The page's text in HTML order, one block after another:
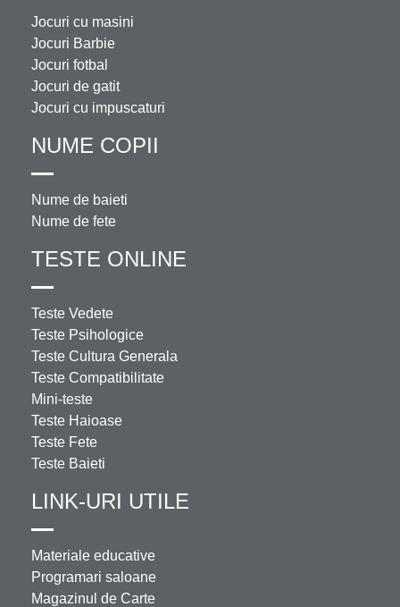
Jocuri cu masini
Jocuri Barbie
Jocuri fotbal
Jocuri de gatit
Jocuri cu impuscaturi
NUME COPII
Nume de baieti
Nume de fete
TESTE ONLINE
Teste Vedete
Teste Psihologice
Teste Cultura Generala
Teste Compatibilitate
Mini-teste
Teste Haioase
Teste Fete
Teste Baieti
LINK-URI UTILE
Materiale educative
Programari saloane
Magazinul de Carte